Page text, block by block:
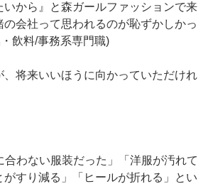
いから』と森ガールファッションで来
会社って思われるのが恥ずかしかっ
飲料/事務系専門職)
、将来いいほうに向かっていただけれ
合わない服装だった」「洋服が汚れて
がすり減る」「ヒールが折れる」とい